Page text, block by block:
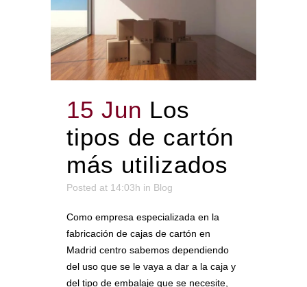
15 Jun Los
tipos de cartón
más utilizados
Posted at 14:03h in Blog
Como empresa especializada en la
fabricación de cajas de cartón en
Madrid centro sabemos dependiendo
del uso que se le vaya a dar a la caja y
del tipo de embalaje que se necesite,